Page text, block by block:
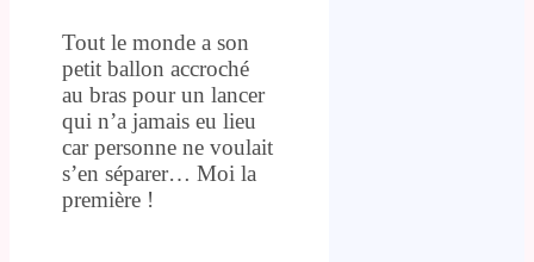
Tout le monde a son
petit ballon accroché
au bras pour un lancer
qui n’a jamais eu lieu
car personne ne voulait
s’en séparer… Moi la
première !